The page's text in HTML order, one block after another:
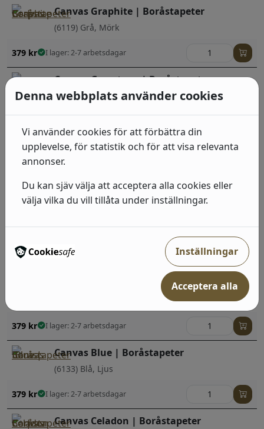
Canvas Graphite | Boråstapeter
(6119) Grå, Mörk
379 kr I lager: 2-7 arbetsdagar
Canvas Gemstone | Boråstapeter
(6117) Grå, Ljus
Canvas Grain | Boråstapeter
(6120) Beige, Ljus
379kr I lager: 2-7 arbetsdagar
379 kr I lager: 2-7 arbetsdagar
Canvas Dusk | Boråstapeter
379 kr I lager: 2-7 arbetsdagar
Canvas Blue | Boråstapeter
(6133) Blå, Ljus
379 kr I lager: 2-7 arbetsdagar
Canvas Celadon | Boråstapeter
Denna webbplats använder cookies
Vi använder cookies för att förbättra din
upplevelse, för statistik och för att visa relevanta
annonser.
Du kan sjäv välja att acceptera alla cookies eller
välja vilka du vill tillåta under inställningar.
Inställningar
Acceptera alla